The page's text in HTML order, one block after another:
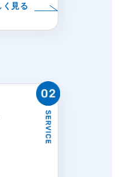
く見る